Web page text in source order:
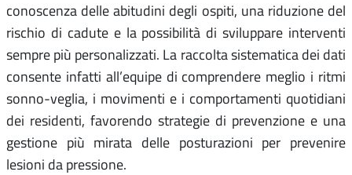
conoscenza delle abitudini degli ospiti, una riduzione del
rischio di cadute e la possibilità di sviluppare interventi
sempre più personalizzati. La raccolta sistematica dei dati
consente infatti all’equipe di comprendere meglio i ritmi
sonno-veglia, i movimenti e i comportamenti quotidiani
dei residenti, favorendo strategie di prevenzione e una
gestione più mirata delle posturazioni per prevenire
lesioni da pressione.